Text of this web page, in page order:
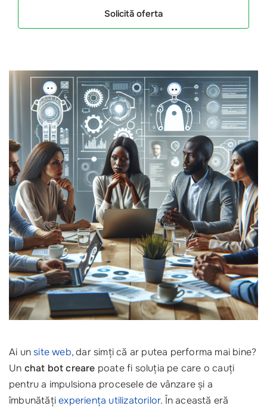
Solicită oferta
Ai unsite web, dar simți că ar putea performa mai bine?
Un chat bot creare poate fi soluția pe care o cauți
pentru a impulsiona procesele de vânzare și a
îmbunătățiexperiența utilizatorilor. În această eră